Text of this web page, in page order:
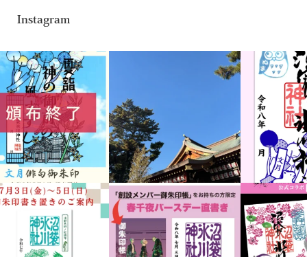
Instagram